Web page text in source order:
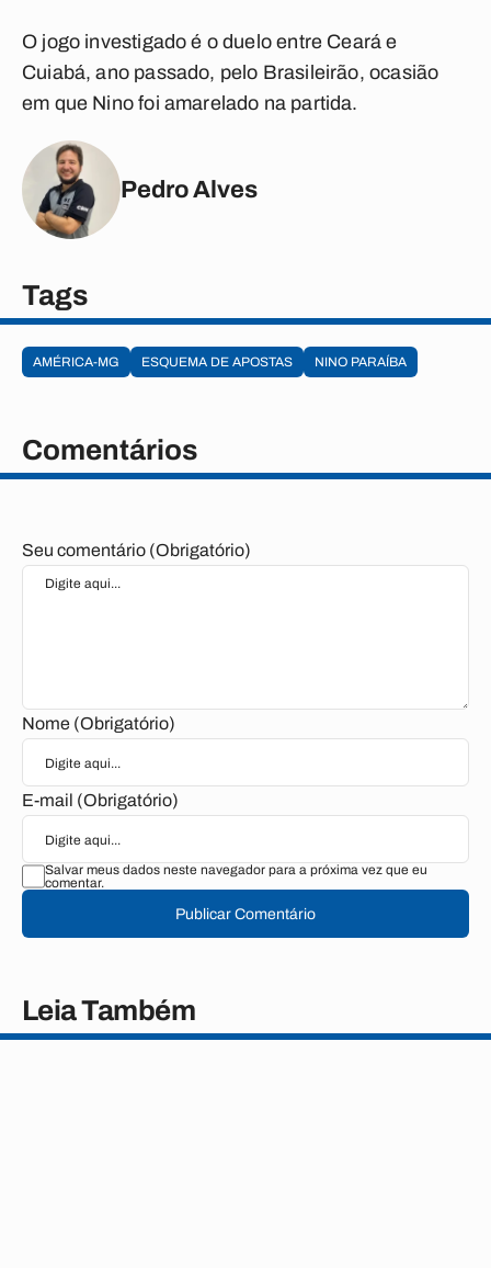
O jogo investigado é o duelo entre Ceará e
Cuiabá, ano passado, pelo Brasileirão, ocasião
em que Nino foi amarelado na partida.
Pedro Alves
Tags
AMÉRICA-MG ESQUEMA DE APOSTAS NINO PARAÍBA
Comentários
Seu comentário (Obrigatório)
Nome (Obrigatório)
E-mail (Obrigatório)
Salvar meus dados neste navegador para a próxima vez que eu
comentar.
Publicar Comentário
Leia Também